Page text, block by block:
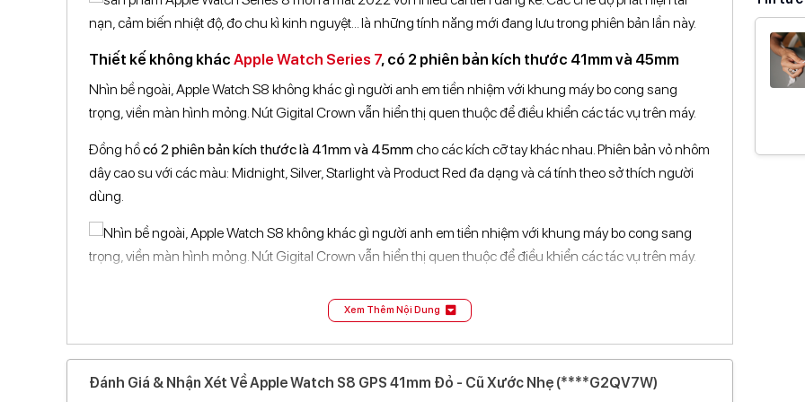
Khả
thay dây
Chu vi
Xem bản đồ
349 Nguyễn Duy Trinh, Phường ...Chí Minh
413 Đại lộ Bình Dương, ...Chí Minh Xem bản đồ
18 Đường 39, KĐT. Vạn ...Chí Minh Xem bản đồ
Xem bản đồ
Thôn 4, Xã Đạ Tẻh ...Lâm Đồng Xem bản đồ
Thiết kế không khác Apple Watch Series 7, có 2 phiên bản kích thước 41mm và 45mm
Nhìn bề ngoài, Apple Watch S8 không khác gì người anh em tiền nhiệm với khung máy bo cong sang
trọng, viền màn hình mỏng. Nút Gigital Crown vẫn hiển thị quen thuộc để điều khiển các tác vụ trên máy.
Đồng hồcó 2 phiên bản kích thước là 41mm và 45mm cho các kích cỡ tay khác nhau. Phiên bản vỏ nhôm
dây cao su với các màu: Midnight, Silver, Starlight và Product Red đa dạng và cá tính theo sở thích người
dùng.
màn hình Retina luôn bật,độ sáng lên đến 1000 nits
điều kiện thời tiết khác nhau. Độ phân giải của màn hình vào khoảng 396 x 484 pixels với phiên bản
45mm và 352 x 430 pixels với phiên bản 41mm.
Xem Thêm Nội Dung
Đánh Giá & Nhận Xét Về Apple Watch S8 GPS 41mm Đỏ - Cũ Xước Nhẹ (****G2QV7W)